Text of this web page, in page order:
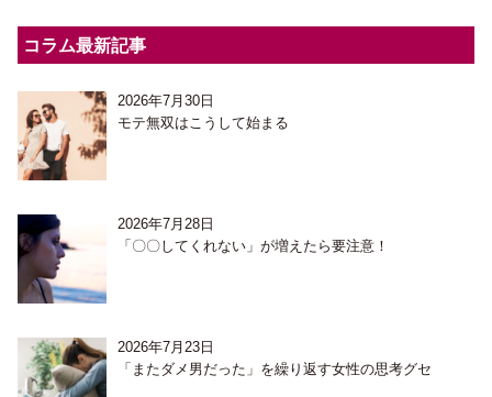
コラム最新記事
2026年7月30日
モテ無双はこうして始まる
2026年7月28日
「〇〇してくれない」が増えたら要注意！
2026年7月23日
「またダメ男だった」を繰り返す女性の思考グセ